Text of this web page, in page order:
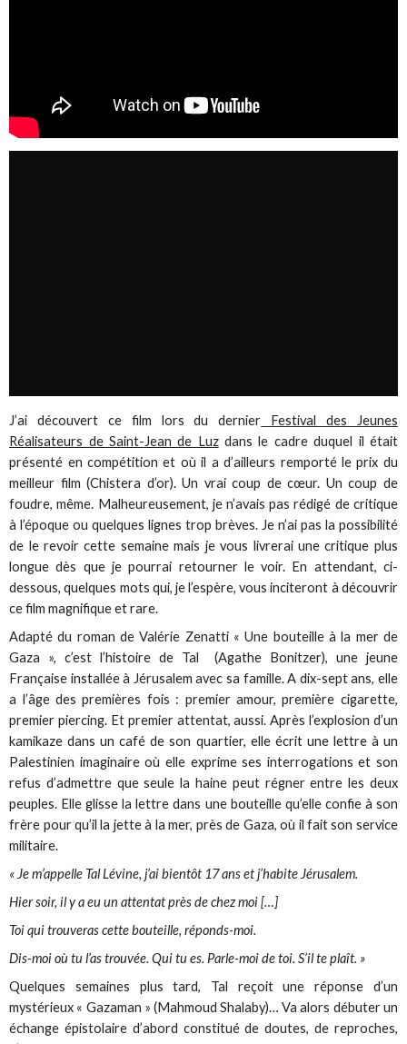
J’ai découvert ce film lors du dernier Festival des Jeunes
Réalisateurs de Saint-Jean de Luzdans le cadre duquel il était
présenté en compétition et où il a d’ailleurs remporté le prix du
meilleur film (Chistera d’or). Un vrai coup de cœur. Un coup de
foudre, même. Malheureusement, je n’avais pas rédigé de critique
à l’époque ou quelques lignes trop brèves. Je n’ai pas la possibilité
de le revoir cette semaine mais je vous livrerai une critique plus
longue dès que je pourrai retourner le voir. En attendant, ci-
dessous, quelques mots qui, je l’espère, vous inciteront à découvrir
ce film magnifique et rare.
Adapté du roman de Valérie Zenatti « Une bouteille à la mer de
Gaza », c’est l’histoire de Tal (Agathe Bonitzer), une jeune
Française installée à Jérusalem avec sa famille. A dix-sept ans, elle
a l’âge des premières fois : premier amour, première cigarette,
premier piercing. Et premier attentat, aussi. Après l’explosion d’un
kamikaze dans un café de son quartier, elle écrit une lettre à un
Palestinien imaginaire où elle exprime ses interrogations et son
refus d’admettre que seule la haine peut régner entre les deux
peuples. Elle glisse la lettre dans une bouteille qu’elle confie à son
frère pour qu’il la jette à la mer, près de Gaza, où il fait son service
militaire.
« Je m’appelle Tal Lévine, j’ai bientôt 17 ans et j’habite Jérusalem.
Hier soir, il y a eu un attentat près de chez moi […]
Toi qui trouveras cette bouteille, réponds-moi.
Dis-moi où tu l’as trouvée. Qui tu es. Parle-moi de toi. S’il te plaît. »
Quelques semaines plus tard, Tal reçoit une réponse d’un
mystérieux « Gazaman » (Mahmoud Shalaby)… Va alors débuter un
échange épistolaire d’abord constitué de doutes, de reproches,